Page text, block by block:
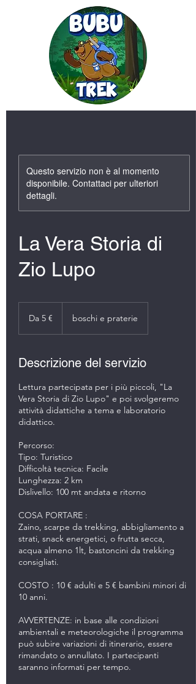
Questo servizio non è al momento
disponibile. Contattaci per ulteriori
dettagli.
La Vera Storia di
Zio Lupo
euroDa 5 € boschi e praterie
Descrizione del servizio
Lettura partecipata per i più piccoli, "La
Vera Storia di Zio Lupo" e poi svolgeremo
attività didattiche a tema e laboratorio
didattico.
Percorso:
Tipo: Turistico
Difficoltà tecnica: Facile
Lunghezza: 2 km
Dislivello: 100 mt andata e ritorno
COSA PORTARE :
Zaino, scarpe da trekking, abbigliamento a
strati, snack energetici, o frutta secca,
acqua almeno 1lt, bastoncini da trekking
consigliati.
COSTO : 10 € adulti e 5 € bambini minori di
10 anni.
AVVERTENZE: in base alle condizioni
ambientali e meteorologiche il programma
può subire variazioni di itinerario, essere
rimandato o annullato. I partecipanti
saranno informati per tempo.